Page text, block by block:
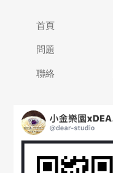
首頁
問題
聯絡